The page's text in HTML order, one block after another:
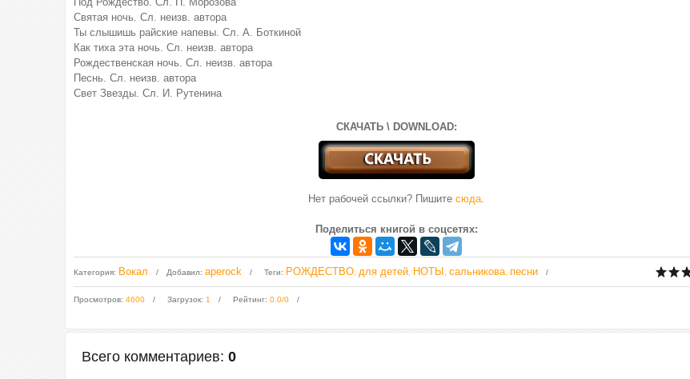
Святая ночь. Сл. неизв. автора
Ты слышишь райские напевы. Сл. А. Боткиной
Как тиха эта ночь. Сл. неизв. автора
Рождественская ночь. Сл. неизв. автора
Песнь. Сл. неизв. автора
Свет Звезды. Сл. И. Рутенина
СКАЧАТЬ \ DOWNLOAD:
Нет рабочей ссылки? Пишите сюда.
Поделиться книгой в соцсетях:
Категория: Вокал Добавил: aperock Теги: РОЖДЕСТВО для детей НОТЫ сальникова песни
Просмотров: 4600 Загрузок: 1 Рейтинг: 0.0/0
Всего комментариев: 0